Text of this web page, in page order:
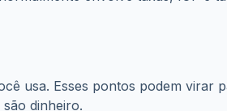
usa. Esses pontos podem virar
dinheiro.